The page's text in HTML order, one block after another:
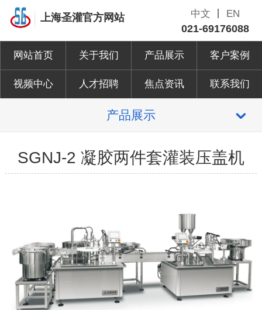
上海圣灌官方网站 中文 EN
021-69176088
网站首页 关于我们 产品展示 客户案例
视频中心 人才招聘 焦点资讯 联系我们
产品展示
SGNJ-2 凝胶两件套灌装压盖机